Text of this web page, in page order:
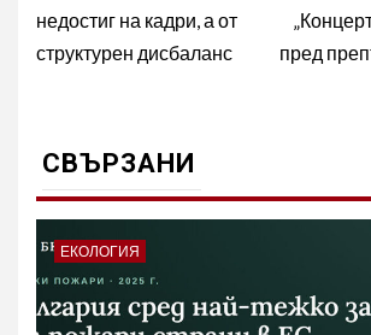
недостиг на кадри, а от
структурен дисбаланс
пред
СВЪРЗАНИ
ЕКОЛОГИЯ